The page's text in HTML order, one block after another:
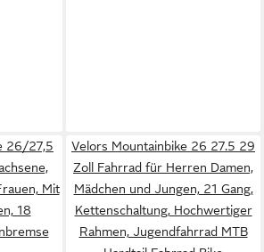
26/27,5
Mit
18
Velors Mountainbike 26 27.5 29
Zoll Fahrrad für Herren Damen,
Mädchen und Jungen, 21 Gang,
Kettenschaltung, Hochwertiger
Rahmen, Jugendfahrrad MTB